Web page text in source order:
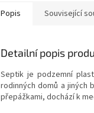
Popis Související
Detailní popis
Septik je podzemní
rodinných domů a jiných
přepážkami, dochází k